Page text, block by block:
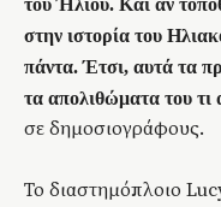
του Ήλιου. Και αν
στην ιστορία του
πάντα. Έτσι, αυτά τα
τα απολιθώματα του τι
σε δημοσιογράφους.
Το διαστημόπλοιο